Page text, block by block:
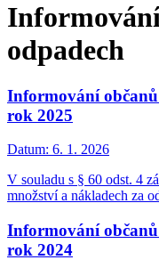
odpadech
Informování
rok 2025
Datum: 6. 1. 2026
V souladu s § 60 odst. 4
množství a nákladech za
Informování
rok 2024